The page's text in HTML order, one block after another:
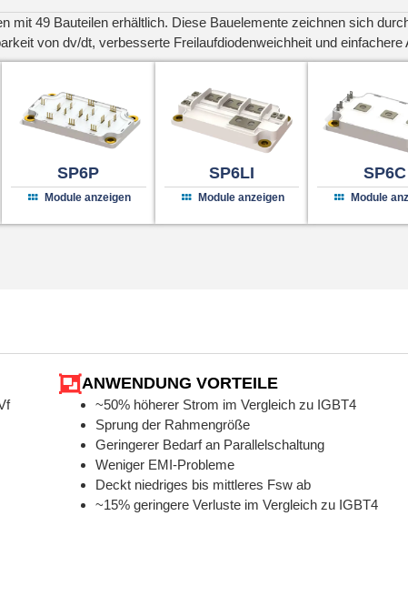
mit 49 Bauteilen erhältlich. Diese Bauelemente zeichnen sich
von dv/dt, verbesserte Freilaufdiodenweichheit und
SP6P
Module anzeigen
SP6LI
Module anzeigen
SP6C
Module
ANWENDUNG VORTEILE
~50% höherer Strom im Vergleich zu IGBT4
Sprung der Rahmengröße
Geringerer Bedarf an Parallelschaltung
Weniger EMI-Probleme
Deckt niedriges bis mittleres Fsw ab
~15% geringere Verluste im Vergleich zu IGBT4